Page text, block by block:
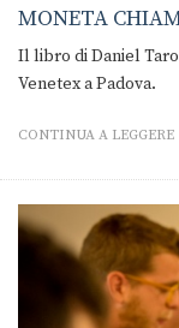
MONETA
Il libro di Daniel
Venetex a Padova.
CONTINUA A